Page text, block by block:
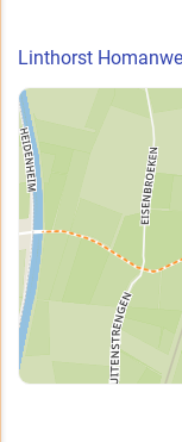
Linthorst